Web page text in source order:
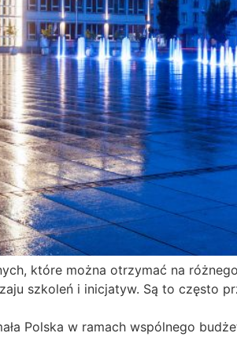
które można otrzymać na
szkoleń i inicjatyw. Są to często
Polska w ramach wspólnego